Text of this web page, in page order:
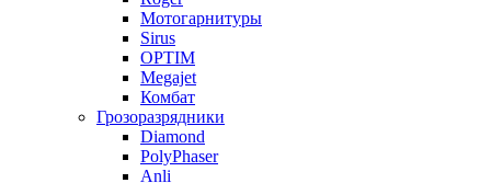
Мотогарнитуры
Sirus
OPTIM
Megajet
Комбат
Грозоразрядники
Diamond
PolyPhaser
Anli